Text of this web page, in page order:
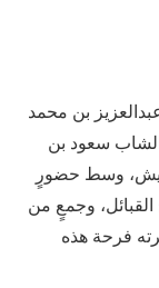
بن محمد
سعود بن
وسط حضورٍ
وجمعٍ من
فرحة هذه